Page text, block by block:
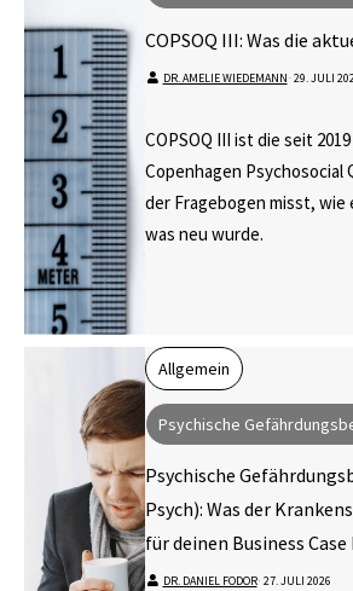
COPSOQ III: Was die
DR. AMELIE WIEDEMANN⋅ 29. JULI
COPSOQ III ist die seit
Copenhagen Psychosocial
der Fragebogen misst,
was neu wurde.
Allgemein
Psychische
Psychische
Psych): Was der
für deinen Business
DR. DANIEL FODOR⋅ 27. JULI 2026